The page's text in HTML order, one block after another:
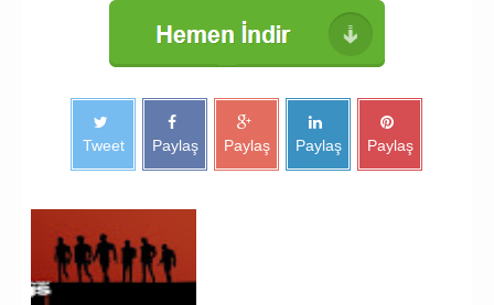
Tweet Paylaş Paylaş Paylaş Paylaş